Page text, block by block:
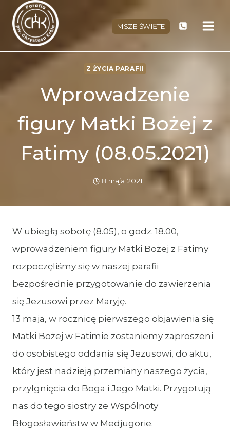
Przejdź
treści
MSZE ŚWIĘTE
Z ŻYCIA PARAFII
Wprowadzenie
figury Matki Bożej z
Fatimy (08.05.2021)
8 maja 2021
W ubiegłą sobotę (8.05), o godz. 18.00,
wprowadzeniem figury Matki Bożej z Fatimy
rozpoczęliśmy się w naszej parafii
bezpośrednie przygotowanie do zawierzenia
się Jezusowi przez Maryję.
13 maja, w rocznicę pierwszego objawienia się
Matki Bożej w Fatimie zostaniemy zaproszeni
do osobistego oddania się Jezusowi, do aktu,
który jest nadzieją przemiany naszego życia,
przylgnięcia do Boga i Jego Matki. Przygotują
nas do tego siostry ze Wspólnoty
Błogosławieństw w Medjugorie.